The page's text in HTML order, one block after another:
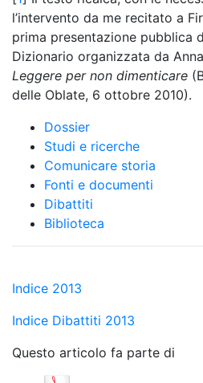
l’intervento da me recitato a
prima presentazione pubblica
Dizionario organizzata da
Leggere per non dimenticare
delle Oblate, 6 ottobre 2010).
Dossier
Studi e ricerche
Comunicare storia
Fonti e documenti
Dibattiti
Biblioteca
Indice 2013
Indice Dibattiti 2013
Questo articolo fa parte di